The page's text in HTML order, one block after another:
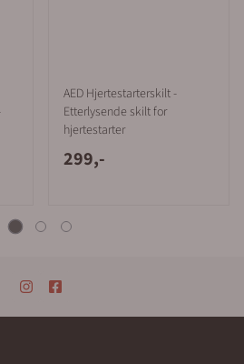
AED Hjertestarterskilt -
Etterlysende skilt for
hjertestarter
299,-